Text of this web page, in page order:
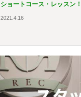
ショートコース・レッスン！
2021.4.16